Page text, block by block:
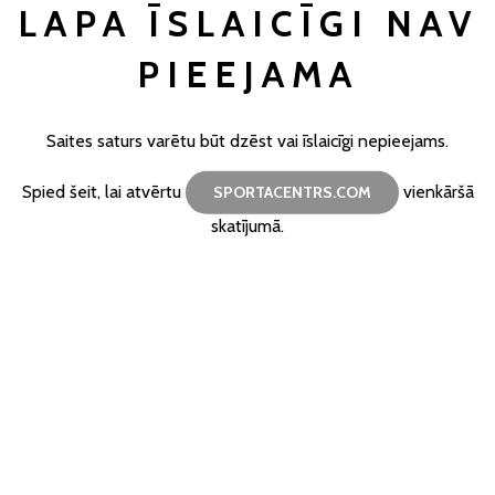
LAPA ĪSLAICĪGI NAV
PIEEJAMA
Saites saturs varētu būt dzēst vai īslaicīgi nepieejams.
Spied šeit, lai atvērtu SPORTACENTRS.COM
vienkāršā
skatījumā.